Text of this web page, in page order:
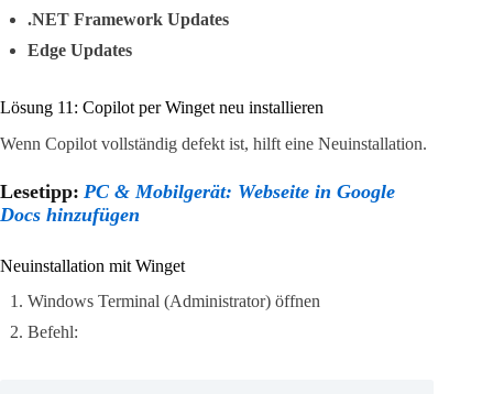
.NET Framework Updates
Edge Updates
Lösung 11: Copilot per Winget neu installieren
Wenn Copilot vollständig defekt ist, hilft eine Neuinstallation.
Lesetipp: PC & Mobilgerät: Webseite in Google
Docs hinzufügen
Neuinstallation mit Winget
Windows Terminal (Administrator) öffnen
Befehl: